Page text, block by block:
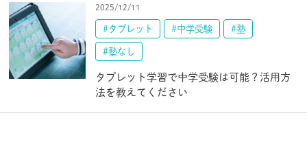
2025/12/11
#タブレット #中学受験 #塾
#塾なし
タブレット学習で中学受験は可能？活用方
法を教えてください